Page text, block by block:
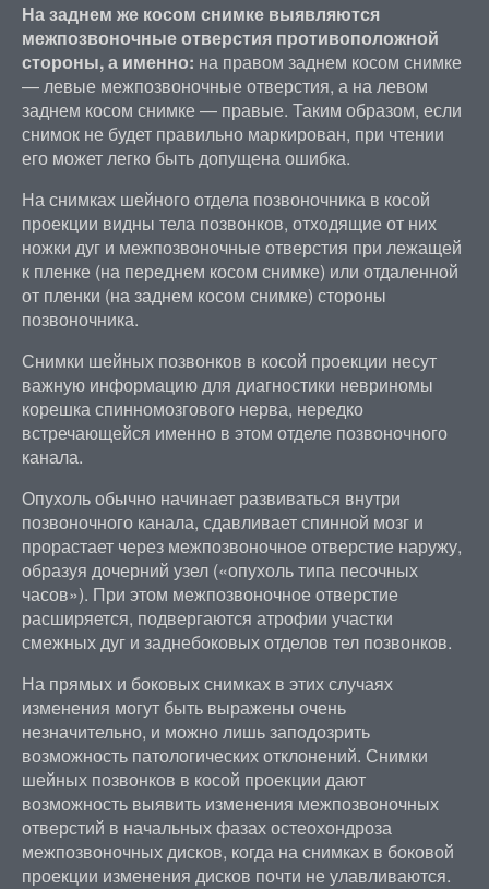
На заднем же косом снимке выявляются
межпозвоночные отверстия противоположной
стороны, а именно: на правом заднем косом снимке
— левые межпозвоночные отверстия, а на левом
заднем косом снимке — правые. Таким образом, если
снимок не будет правильно маркирован, при чтении
его может легко быть допущена ошибка.
На снимках шейного отдела позвоночника в косой
проекции видны тела позвонков, отходящие от них
ножки дуг и межпозвоночные отверстия при лежащей
к пленке (на переднем косом снимке) или отдаленной
от пленки (на заднем косом снимке) стороны
позвоночника.
Снимки шейных позвонков в косой проекции несут
важную информацию для диагностики невриномы
корешка спинномозгового нерва, нередко
встречающейся именно в этом отделе позвоночного
канала.
Опухоль обычно начинает развиваться внутри
позвоночного канала, сдавливает спинной мозг и
прорастает через межпозвоночное отверстие наружу,
образуя дочерний узел («опухоль типа песочных
часов»). При этом межпозвоночное отверстие
расширяется, подвергаются атрофии участки
смежных дуг и заднебоковых отделов тел позвонков.
На прямых и боковых снимках в этих случаях
изменения могут быть выражены очень
незначительно, и можно лишь заподозрить
возможность патологических отклонений. Снимки
шейных позвонков в косой проекции дают
возможность выявить изменения межпозвоночных
отверстий в начальных фазах остеохондроза
межпозвоночных дисков, когда на снимках в боковой
проекции изменения дисков почти не улавливаются.